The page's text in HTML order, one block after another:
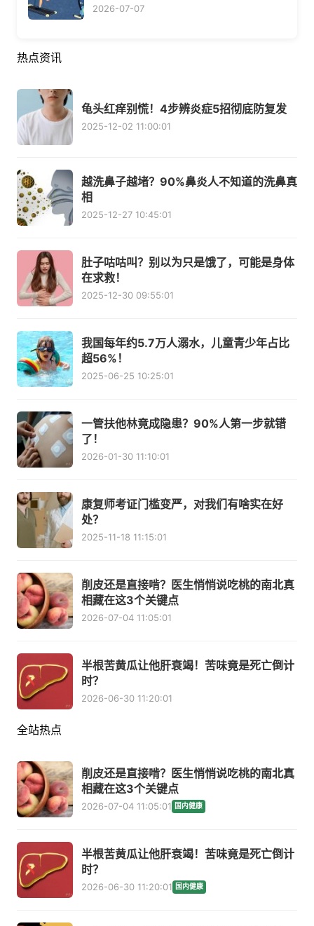
2026-07-07
热点资讯
龟头红痒别慌！4步辨炎症5招彻底防复发
2025-12-02 11:00:01
越洗鼻子越堵？90%鼻炎人不知道的洗鼻真
相
2025-12-27 10:45:01
肚子咕咕叫？别以为只是饿了，可能是身体
在求救！
2025-12-30 09:55:01
我国每年约5.7万人溺水，儿童青少年占比
超56%！
2025-06-25 10:25:01
一管扶他林竟成隐患？90%人第一步就错
了！
2026-01-30 11:10:01
康复师考证门槛变严，对我们有啥实在好
处？
2025-11-18 11:15:01
削皮还是直接啃？医生悄悄说吃桃的南北真
相藏在这3个关键点
2026-07-04 11:05:01
半根苦黄瓜让他肝衰竭！苦味竟是死亡倒计
时？
2026-06-30 11:20:01
全站热点
削皮还是直接啃？医生悄悄说吃桃的南北真
相藏在这3个关键点
2026-07-04 11:05:01 国内健康
半根苦黄瓜让他肝衰竭！苦味竟是死亡倒计
时？
2026-06-30 11:20:01 国内健康